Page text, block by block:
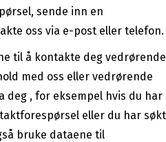
sende inn en
oss via e-post eller telefon.
til å kontakte deg vedrørende
med oss eller vedrørende
deg , for eksempel hvis du har
eller du har søkt
bruke dataene til